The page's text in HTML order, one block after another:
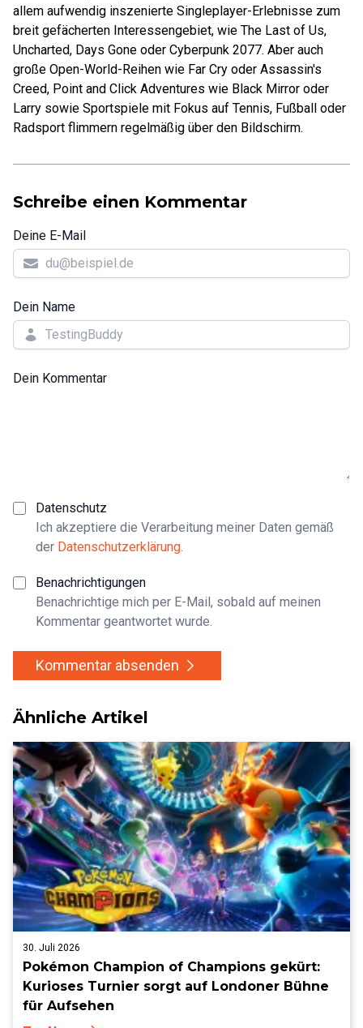
allem aufwendig inszenierte Singleplayer-Erlebnisse zum
breit gefächerten Interessengebiet, wie The Last of Us,
Uncharted, Days Gone oder Cyberpunk 2077. Aber auch
große Open-World-Reihen wie Far Cry oder Assassin's
Creed, Point and Click Adventures wie Black Mirror oder
Larry sowie Sportspiele mit Fokus auf Tennis, Fußball oder
Radsport flimmern regelmäßig über den Bildschirm.
Schreibe einen Kommentar
Deine E-Mail
Dein Name
Dein Kommentar
Datenschutz
Ich akzeptiere die Verarbeitung meiner Daten gemäß
der Datenschutzerklärung
Benachrichtigungen
Benachrichtige mich per E-Mail, sobald auf meinen
Kommentar geantwortet wurde.
Kommentar absenden
Ähnliche Artikel
30. Juli 2026
Pokémon Champion of Champions gekürt:
Kurioses Turnier sorgt auf Londoner Bühne
für Aufsehen